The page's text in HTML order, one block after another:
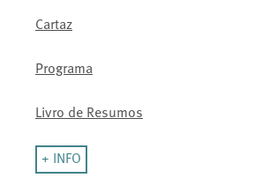
Cartaz
Programa
Livro de Resumos
+ INFO